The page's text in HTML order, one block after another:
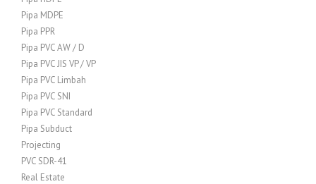
Pipa MDPE
Pipa PPR
Pipa PVC AW / D
Pipa PVC JIS VP / VP
Pipa PVC Limbah
Pipa PVC SNI
Pipa PVC Standard
Pipa Subduct
Projecting
PVC SDR-41
Real Estate